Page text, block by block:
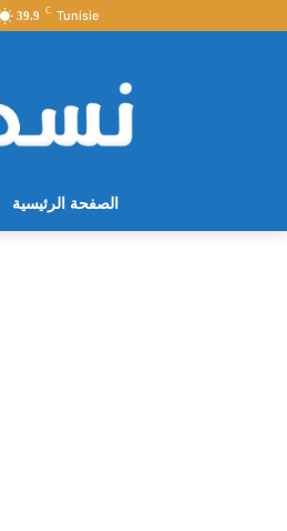
39.9 C Tunisie
الصفحة الرئيسية